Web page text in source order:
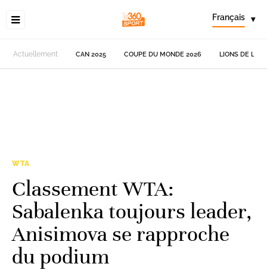
Français ▾
Actuellement CAN 2025 COUPE DU MONDE 2026 LIONS DE
WTA
Classement WTA:
Sabalenka toujours leader,
Anisimova se rapproche
du podium